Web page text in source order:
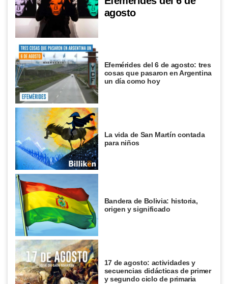
agosto
Efemérides del 6 de agosto: tres
cosas que pasaron en Argentina
un día como hoy
La vida de San Martín contada
para niños
Bandera de Bolivia: historia,
origen y significado
17 de agosto: actividades y
secuencias didácticas de primer
y segundo ciclo de primaria